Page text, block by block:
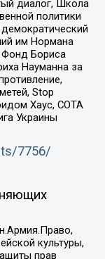
диалог, Школа
политики
им Нормана
Фонд Бориса
Науманна за
Stop
Хаус, СОТА
Украины
7756/
культуры,
прав